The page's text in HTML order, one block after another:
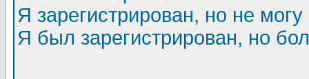
Я зарегистрирован, но не могу
Я был зарегистрирован, но